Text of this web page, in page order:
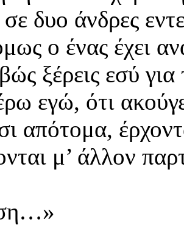
δυο άνδρες
ο ένας έχει
ξέρεις εσύ
εγώ, ότι
απότομα,
μ’ άλλον